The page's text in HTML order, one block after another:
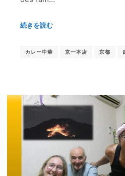
続きを読む
カレー中華 京一本店 京都